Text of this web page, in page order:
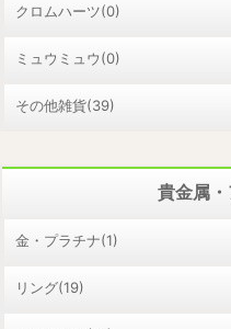
クロムハーツ(0)
ミュウミュウ(0)
その他雑貨(39)
貴金属
金・プラチナ(1)
リング(19)